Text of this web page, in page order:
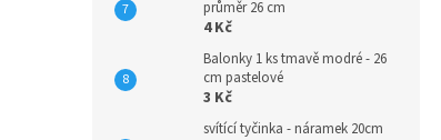
průměr 26 cm
4 Kč
Balonky 1 ks tmavě modré - 26
cm pastelové
3 Kč
svítící tyčinka - náramek 20cm